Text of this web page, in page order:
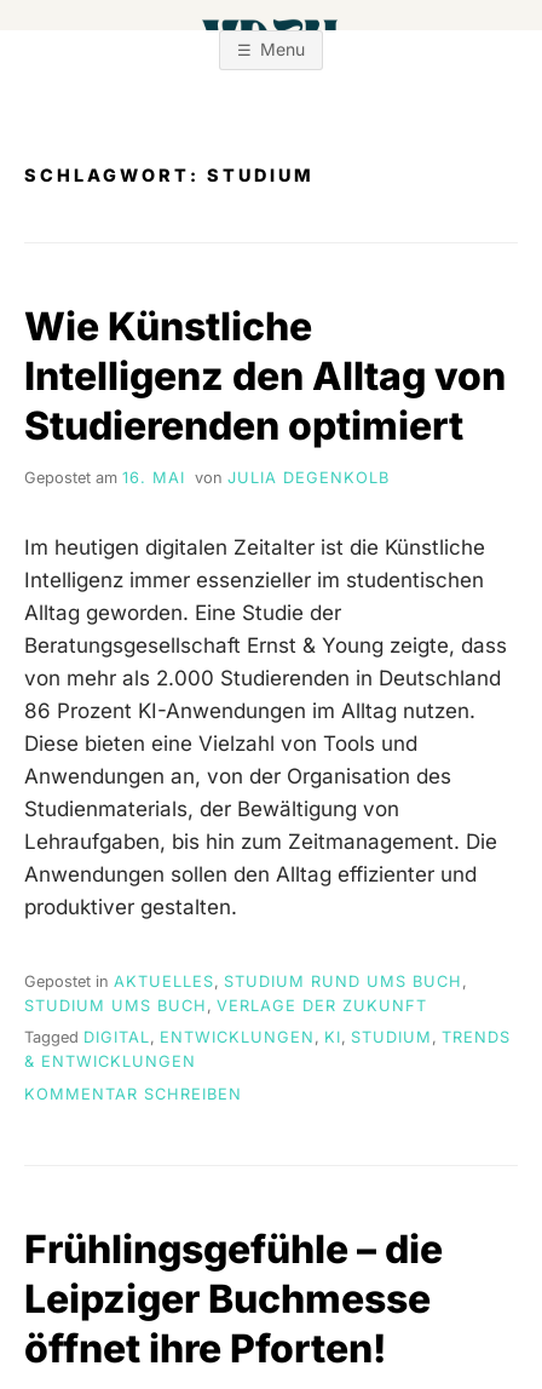
Menu
SCHLAGWORT: STUDIUM
Wie Künstliche
Intelligenz den Alltag von
Studierenden optimiert
Gepostet am 16. MAI von JULIA DEGENKOLB
Im heutigen digitalen Zeitalter ist die Künstliche
Intelligenz immer essenzieller im studentischen
Alltag geworden. Eine Studie der
Beratungsgesellschaft Ernst & Young zeigte, dass
von mehr als 2.000 Studierenden in Deutschland
86 Prozent KI-Anwendungen im Alltag nutzen.
Diese bieten eine Vielzahl von Tools und
Anwendungen an, von der Organisation des
Studienmaterials, der Bewältigung von
Lehraufgaben, bis hin zum Zeitmanagement. Die
Anwendungen sollen den Alltag effizienter und
produktiver gestalten.
Gepostet in AKTUELLES, STUDIUM RUND UMS BUCH ,
STUDIUM UMS BUCH , VERLAGE DER ZUKUNFT
Tagged DIGITAL, ENTWICKLUNGEN , KI, STUDIUM , TRENDS
& ENTWICKLUNGEN
KOMMENTAR SCHREIBEN
VON
STUDIERENDEN
OPTIMIERT
Frühlingsgefühle – die
Leipziger Buchmesse
öffnet ihre Pforten!